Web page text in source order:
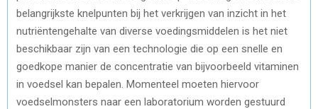
belangrijkste knelpunten bij het verkrijgen van inzicht in het
nutriëntengehalte van diverse voedingsmiddelen is het niet
beschikbaar zijn van een technologie die op een snelle en
goedkope manier de concentratie van bijvoorbeeld vitaminen
in voedsel kan bepalen. Momenteel moeten hiervoor
voedselmonsters naar een laboratorium worden gestuurd